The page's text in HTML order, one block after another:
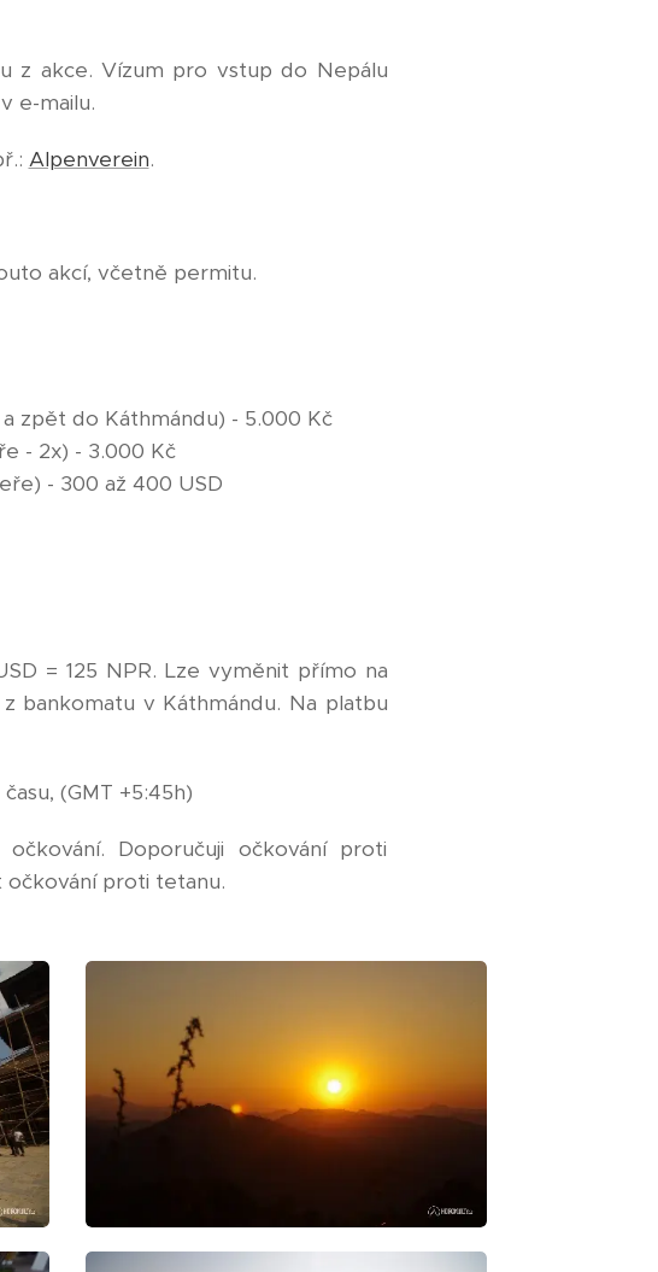
z akce. Vízum pro vstup do Nepálu
e-mailu.
Alpenverein.
akcí, včetně permitu.
zpět do Káthmándu) - 5.000 Kč
- 2x) - 3.000 Kč
- 300 až 400 USD
= 125 NPR. Lze vyměnit přímo na
bankomatu v Káthmándu. Na platbu
(GMT +5:45h)
Doporučuji očkování proti
proti tetanu.